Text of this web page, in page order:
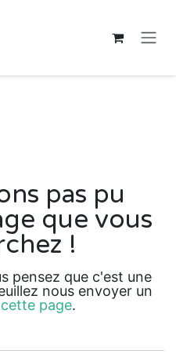
pas pu
que vous
!
pensez que c'est une
nous envoyer un
cette page.